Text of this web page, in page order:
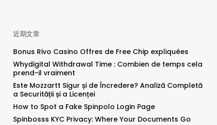
近期文章
Bonus Rivo Casino Offres de Free Chip expliquées
Whydigital Withdrawal Time : Combien de temps cela
prend-il vraiment
Este Mozzartt Sigur și de Încredere? Analiză Completă
a Securității și a Licenței
How to Spot a Fake Spinpolo Login Page
Spinbosss KYC Privacy: Where Your Documents Go